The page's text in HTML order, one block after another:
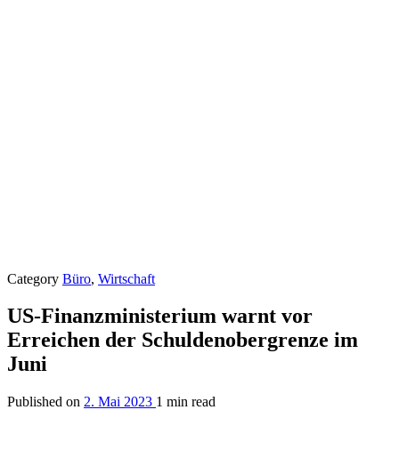
Category Büro, Wirtschaft
US-Finanzministerium warnt vor
Erreichen der Schuldenobergrenze im
Juni
Published on 2. Mai 2023 1 min read